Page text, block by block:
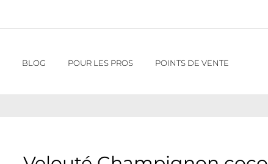
BLOG POUR LES PROS POINTS DE VENTE